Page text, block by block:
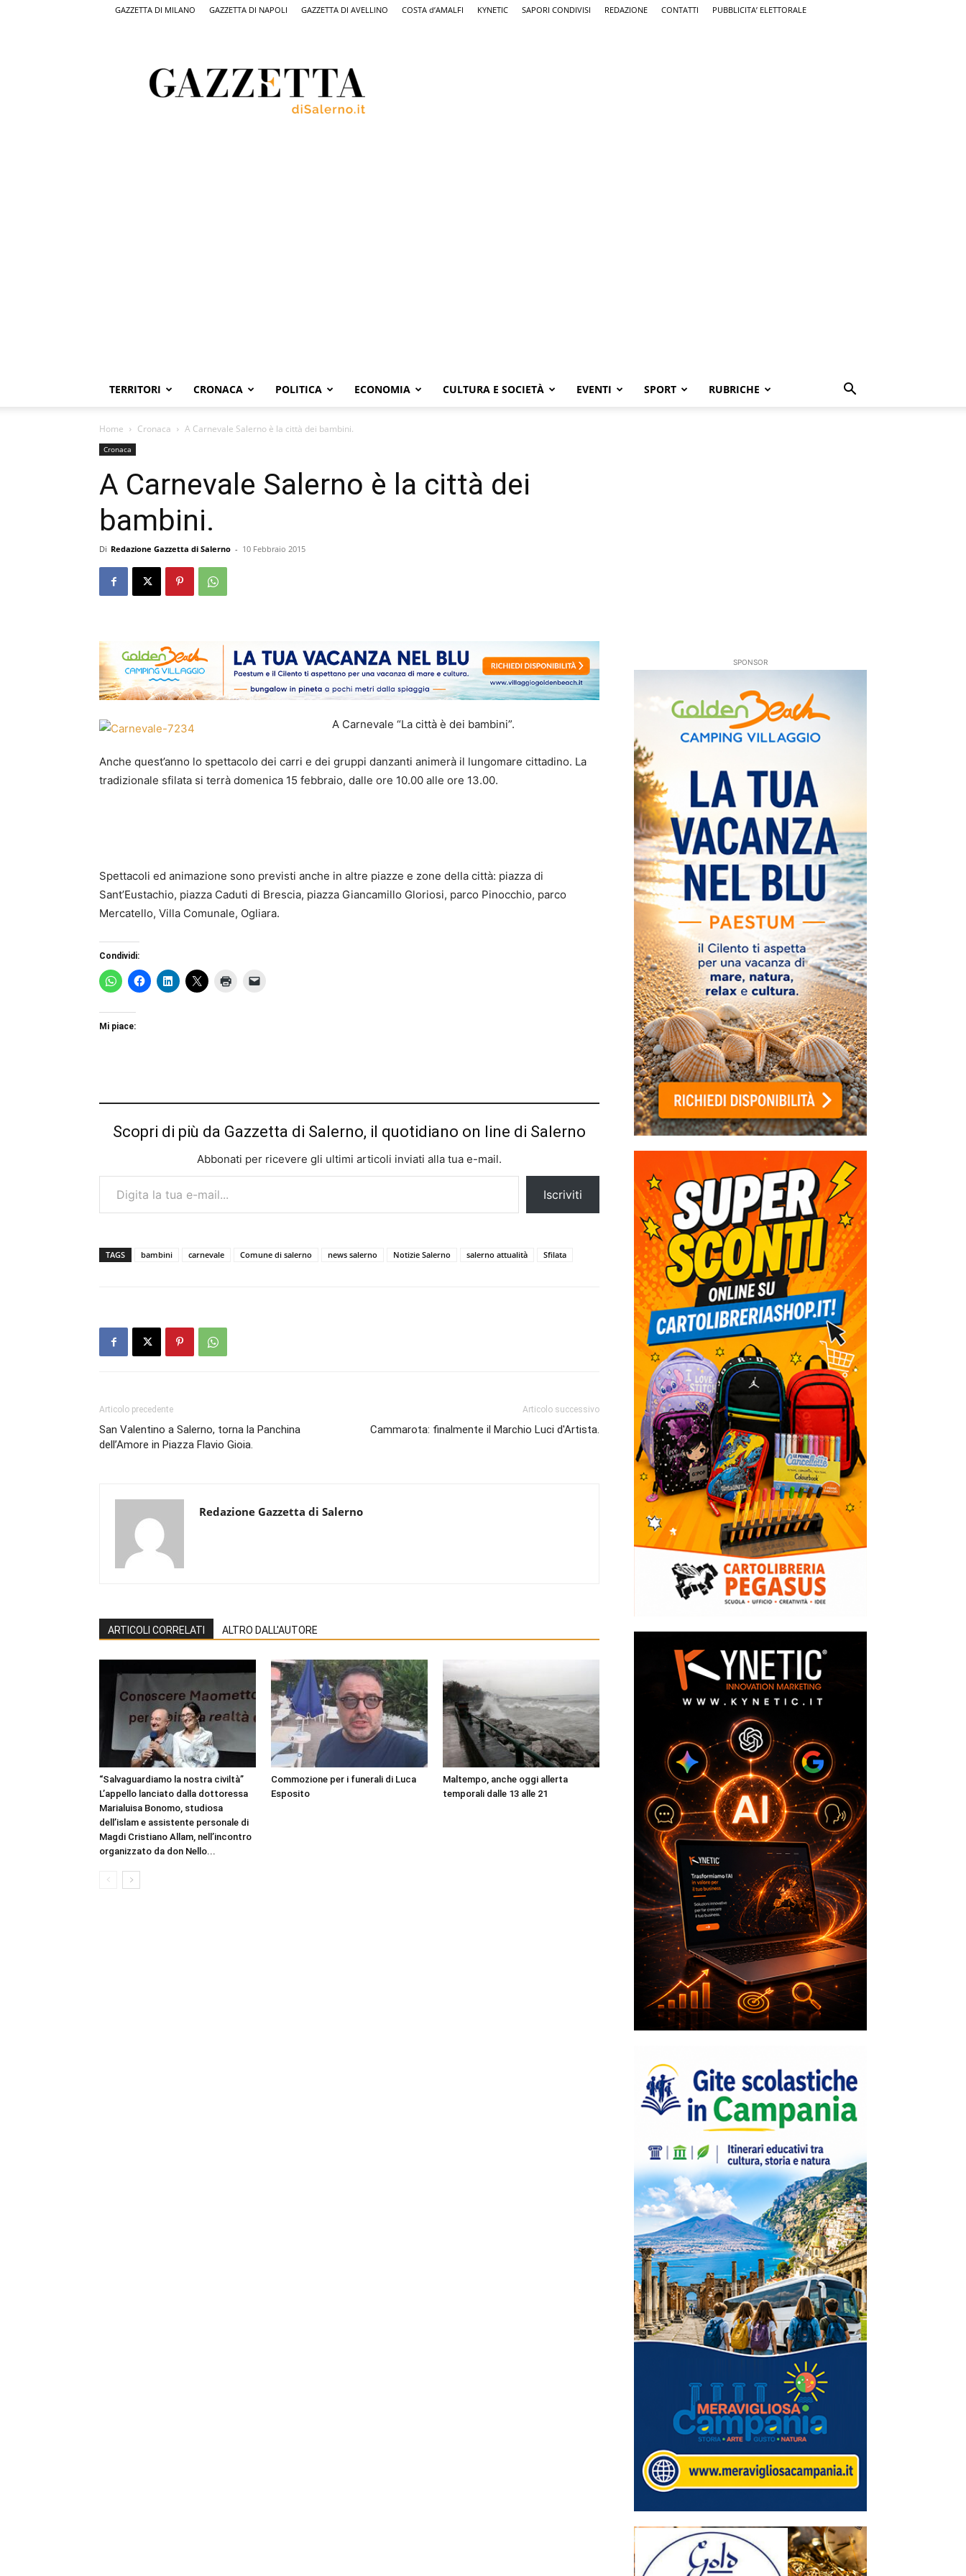
GAZZETTA DI MILANO GAZZETTA DI NAPOLI GAZZETTA DI AVELLINO COSTA d’AMALFI KYNETIC SAPORI CONDIVISI REDAZIONE CONTATTI PUBBLICITA’ ELETTORALE
Salerno,
il
quotidiano
TERRITORI CRONACA POLITICA ECONOMIA CULTURA E SOCIETÀ EVENTI SPORT RUBRICHE
Home Cronaca A Carnevale Salerno è la città dei bambini.
Cronaca
A Carnevale Salerno è la città dei
bambini.
Di Redazione Gazzetta di Salerno - 10 Febbraio 2015
A Carnevale “La città è dei bambini”.
Anche quest’anno lo spettacolo dei carri e dei gruppi danzanti animerà il lungomare cittadino. La
tradizionale sfilata si terrà domenica 15 febbraio, dalle ore 10.00 alle ore 13.00.
Spettacoli ed animazione sono previsti anche in altre piazze e zone della città: piazza di
Sant’Eustachio, piazza Caduti di Brescia, piazza Giancamillo Gloriosi, parco Pinocchio, parco
Mercatello, Villa Comunale, Ogliara.
Condividi:
Mi piace:
Scopri di più da Gazzetta di Salerno, il quotidiano on line di Salerno
Abbonati per ricevere gli ultimi articoli inviati alla tua e-mail.
Digita la tua e-mail...
Iscriviti
TAGS bambini carnevale Comune di salerno news salerno Notizie Salerno salerno attualità Sfilata
Articolo precedente
San Valentino a Salerno, torna la Panchina
dell’Amore in Piazza Flavio Gioia.
Articolo successivo
Cammarota: finalmente il Marchio Luci d'Artista.
Redazione Gazzetta di Salerno
ARTICOLI CORRELATI ALTRO DALL'AUTORE
“Salvaguardiamo la nostra civiltà”
L’appello lanciato dalla dottoressa
Marialuisa Bonomo, studiosa
dell’islam e assistente personale di
Magdi Cristiano Allam, nell’incontro
organizzato da don Nello...
Commozione per i funerali di Luca
Esposito
Maltempo, anche oggi allerta
temporali dalle 13 alle 21
SPONSOR